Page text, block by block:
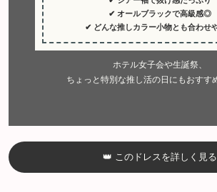
✔ オールブラックで高級感◎
✔ どんな推しカラー小物とも合わせ
ホテル女子会や生誕祭、
ちょっと特別な推し活の日にもおすす
👑 このドレスを詳しく見る